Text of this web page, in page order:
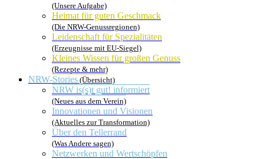
(Unsere Aufgabe)
Heimat für guten Geschmack
(Die NRW-Genussregionen)
Leidenschaft für Spezialitäten
(Erzeugnisse mit EU-Siegel)
Kleines Wissen für großen Genuss
(Rezepte & mehr)
NRW-Stories (Übersicht)
NRW is(s)t gut! informiert
(Neues aus dem Verein)
Innovationen und Visionen
(Aktuelles zur Transformation)
Über den Tellerrand
(Was Andere sagen)
Netzwerken und Wertschöpfen